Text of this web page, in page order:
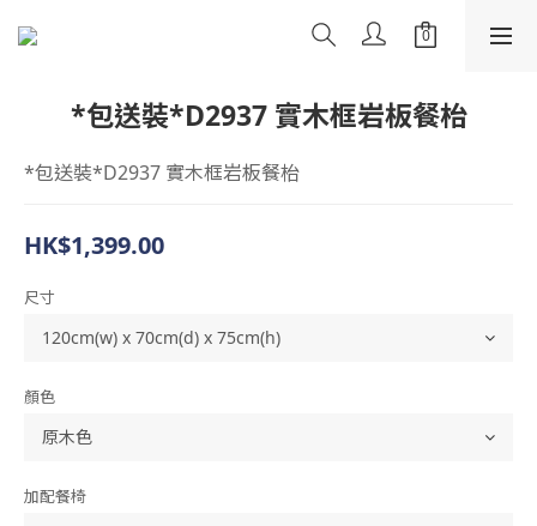
*包送裝*D2937 實木框岩板餐枱
*包送裝*D2937 實木框岩板餐枱
HK$1,399.00
尺寸
顏色
加配餐椅